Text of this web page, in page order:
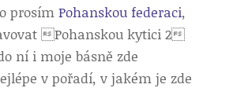
prosím Pohanskou federaci,
Pohanskou kytici 2
ní i moje básně zde
v pořadí, v jakém je zde